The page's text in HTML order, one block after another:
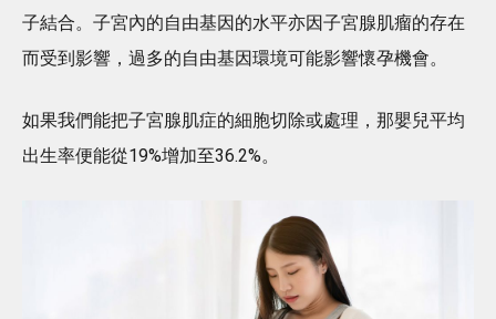
子結合。子宮內的自由基因的水平亦因子宮腺肌瘤的存在
而受到影響，過多的自由基因環境可能影響懷孕機會。
如果我們能把子宮腺肌症的細胞切除或處理，那嬰兒平均
出生率便能從19%增加至36.2%。